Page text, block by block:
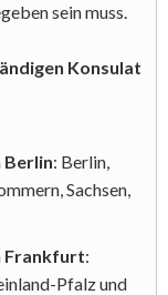
sein muss.
Konsulat
Berlin: Berlin,
Sachsen,
Frankfurt:
Pfalz und